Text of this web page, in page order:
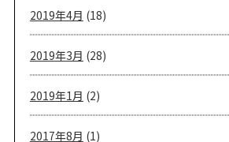
2019年4月 (18)
2019年3月 (28)
2019年1月 (2)
2017年8月 (1)